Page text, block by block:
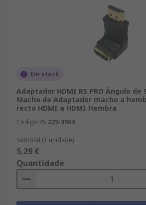
Em stock
Adaptador HDMI RS PRO Ángulo de
Macho de Adaptador macho a
recto HDMI a HDMI Hembra
Código RS 229-9964
Subtotal (1 unidade)
5,29 €
Quantidade